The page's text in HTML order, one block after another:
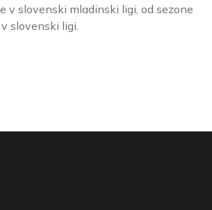
v slovenski mladinski ligi, od sezone
slovenski ligi.